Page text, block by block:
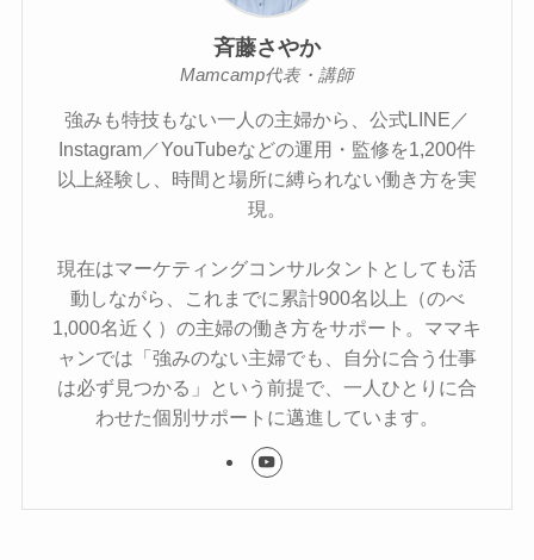
斉藤さやか
Mamcamp代表・講師
強みも特技もない一人の主婦から、公式LINE／
Instagram／YouTubeなどの運用・監修を1,200件
以上経験し、時間と場所に縛られない働き方を実
現。
現在はマーケティングコンサルタントとしても活
動しながら、これまでに累計900名以上（のべ
1,000名近く）の主婦の働き方をサポート。ママキ
ャンでは「強みのない主婦でも、自分に合う仕事
は必ず見つかる」という前提で、一人ひとりに合
わせた個別サポートに邁進しています。